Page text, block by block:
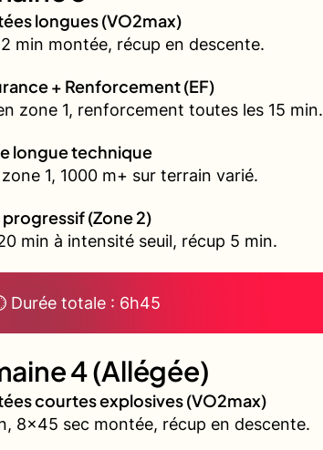
longues (VO2max)
min montée, récup en descente.
+ Renforcement (EF)
zone 1, renforcement toutes les 15 min.
longue technique
1, 1000 m+ sur terrain varié.
progressif (Zone 2)
min à intensité seuil, récup 5 min.
Durée totale : 6h45
4 (Allégée)
courtes explosives (VO2max)
8x45 sec montée, récup en descente.